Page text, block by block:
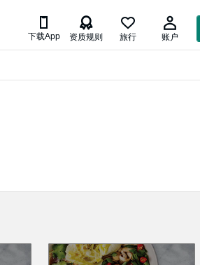

下载App

资质规则 旅行 账户